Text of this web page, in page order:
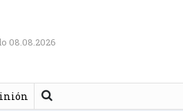
08.08.2026
Buscar